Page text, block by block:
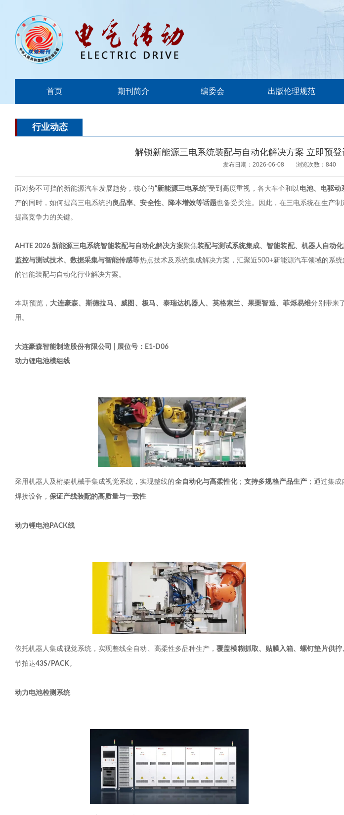
首页 期刊简介 编委会 出版伦理规范
行业动态
解锁新能源三电系统装配与自动化解决方案 立即预登
发布日期：2026-06-08 浏览次数：840
面对势不可挡的新能源汽车发展趋势，核心的“新能源三电系统”受到高度重视，各大车企和以 电池、电驱动
产的同时，如何提高三电系统的 良品率、安全性、降本增效等话题也备受关注。因此，在三电系统在生产制
提高竞争力的关键。
AHTE 2026新能源三电系统智能装配与自动化解决方案聚焦装配与测试系统集成、智能装配、机器人自动
监控与测试技术、数据采集与智能传感等热点技术及系统集成解决方案，汇聚近500+新能源汽车领域的系
的智能装配与自动化行业解决方案。
本期预览， 大连豪森、斯德拉马、威图、极马、泰瑞达机器人、英格索兰、果栗智造、菲烁易维分别带来
用。
大连豪森智能制造股份有限公司 展位号： E1-D06
动力锂电池模组线
采用机器人及桁架机械手集成视觉系统，实现整线的全自动化与高柔性化；支持多规格产品生产；通过集成
焊接设备， 保证产线装配的高质量与一致性
动力锂电池PACK线
依托机器人集成视觉系统，实现整线全自动、高柔性多品种生产，覆盖模糊抓取、贴膜入箱、螺钉垫片供
节拍达43S/PACK。
动力电池检测系统